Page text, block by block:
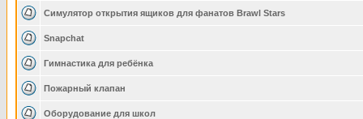
Симулятор открытия ящиков для фанатов Brawl Stars
Snapchat
Гимнастика для ребёнка
Пожарный клапан
Оборудование для школ